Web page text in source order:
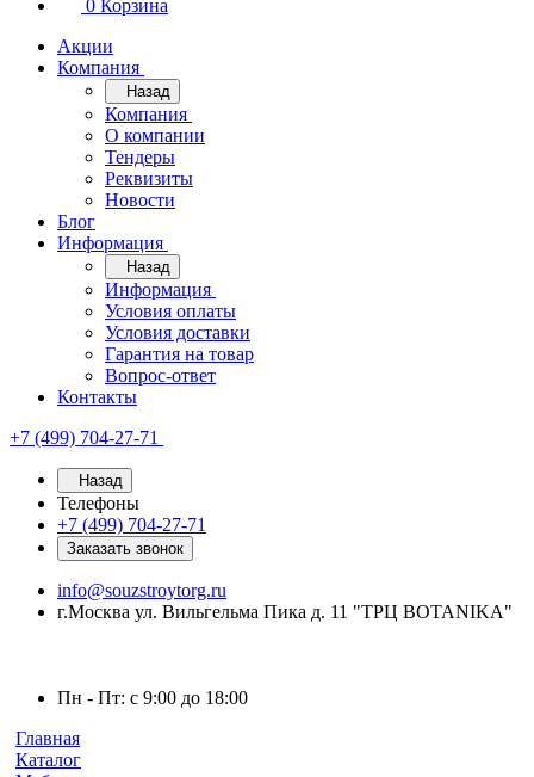
0 Корзина
Акции
Компания
Назад
Компания
О компании
Тендеры
Реквизиты
Новости
Блог
Информация
Назад
Информация
Условия оплаты
Условия доставки
Гарантия на товар
Вопрос-ответ
Контакты
+7 (499) 704-27-71
Назад
Телефоны
+7 (499) 704-27-71
Заказать звонок
info@souzstroytorg.ru
г.Москва ул. Вильгельма Пика д. 11 "ТРЦ BOTANIKA"
Пн - Пт: с 9:00 до 18:00
Главная
Каталог